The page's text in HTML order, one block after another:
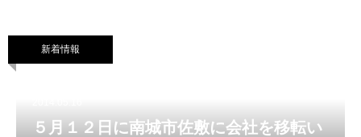
新着情報
５月１２日に南城市佐敷に会社を移転い